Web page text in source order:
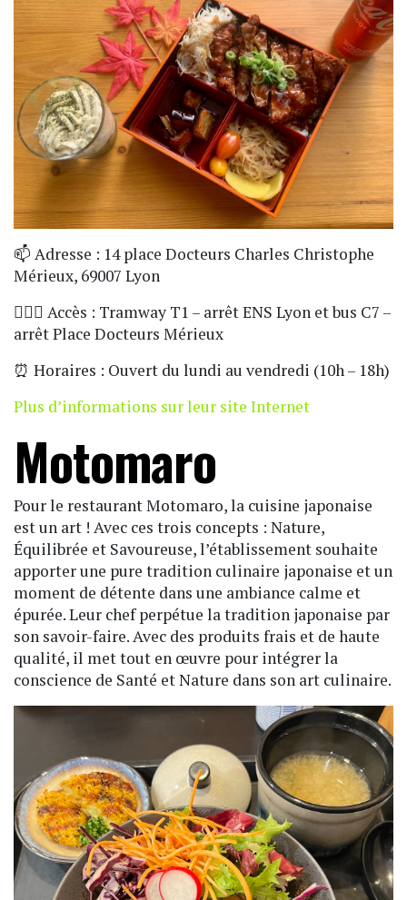
📫 Adresse : 14 place Docteurs Charles Christophe
Mérieux, 69007 Lyon
🏃🏼‍♀️ Accès : Tramway T1 – arrêt ENS Lyon et bus C7 –
arrêt Place Docteurs Mérieux
⏰ Horaires : Ouvert du lundi au vendredi (10h – 18h)
Plus d’informations sur leur site Internet
Motomaro
Pour le restaurant Motomaro, la cuisine japonaise
est un art ! Avec ces trois concepts : Nature,
Équilibrée et Savoureuse, l’établissement souhaite
apporter une pure tradition culinaire japonaise et un
moment de détente dans une ambiance calme et
épurée. Leur chef perpétue la tradition japonaise par
son savoir-faire. Avec des produits frais et de haute
qualité, il met tout en œuvre pour intégrer la
conscience de Santé et Nature dans son art culinaire.